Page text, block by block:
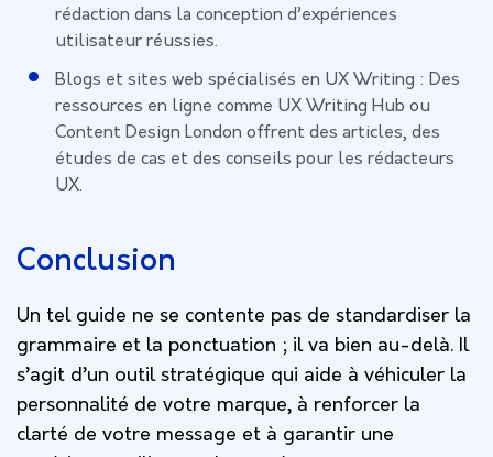
rédaction dans la conception d’expériences
utilisateur réussies.
Blogs et sites web spécialisés en UX Writing : Des
ressources en ligne comme UX Writing Hub ou
Content Design London offrent des articles, des
études de cas et des conseils pour les rédacteurs
UX.
Conclusion
Un tel guide ne se contente pas de standardiser la
grammaire et la ponctuation ; il va bien au-delà. Il
s’agit d’un outil stratégique qui aide à véhiculer la
personnalité de votre marque, à renforcer la
clarté de votre message et à garantir une